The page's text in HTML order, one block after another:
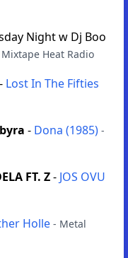
Night w Dj Boo
Heat Radio
- Lost In The Fifties
- Dona (1985) -
FT. Z- JOS OVU
Holle - Metal